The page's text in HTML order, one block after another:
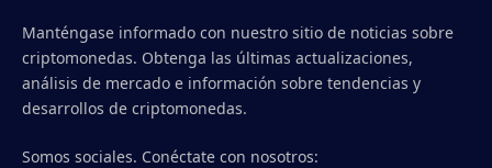
Manténgase informado con nuestro sitio de noticias sobre
criptomonedas. Obtenga las últimas actualizaciones,
análisis de mercado e información sobre tendencias y
desarrollos de criptomonedas.
Somos sociales. Conéctate con nosotros: